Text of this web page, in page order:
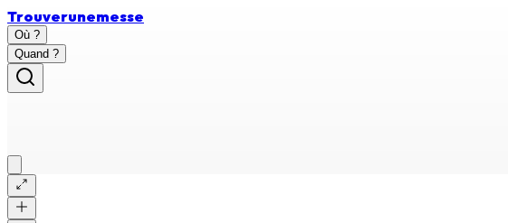
Trouverunemesse
Où ?
Quand ?